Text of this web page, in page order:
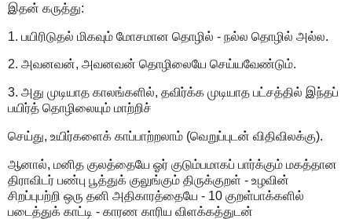
இதன் கருத்து:
1. பயிரிடுதல் மிகவும் மோசமான தொழில் - நல்ல தொழில் அல்ல.
2. அவனவன், அவனவன் தொழிலையே செய்யவேண்டும்.
3. அது முடியாத காலங்களில், தவிர்க்க முடியாத பட்சத்தில் இந்தப்
பயிர்த் தொழிலையும் மாற்றிச்
செய்து, உயிர்களைக் காப்பாற்றலாம் (வெறுப்புடன் விதிவிலக்கு).
ஆனால், மனித குலத்தையே ஓர் குடும்பமாகப் பார்க்கும் மகத்தான
திராவிடர் பண்பு பூத்துக் குலுங்கும் திருக்குறள் - உழவின்
சிறப்புபற்றி ஒரு தனி அதிகாரத்தையே - 10 குறள்பாக்களில்
படைத்துக் காட்டி - காரண காரிய விளக்கத்துடன்